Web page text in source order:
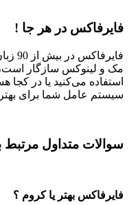
فایرفاکس در هر جا !
مک و لینوکس سازگار است،
استفاده می‌کنید یا در
سیستم عامل شما برای
سوالات متداول مرتبط
فایرفاکس بهتر یا کروم ؟